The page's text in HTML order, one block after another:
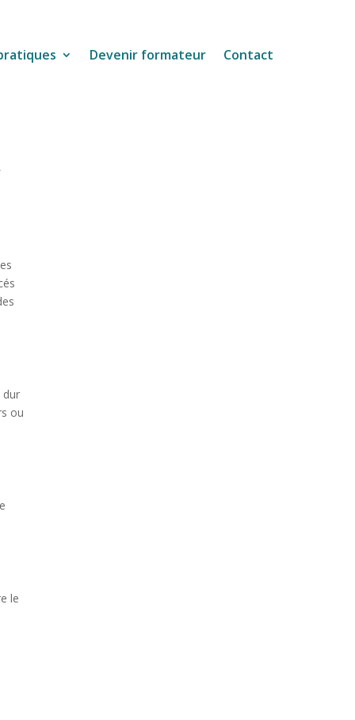
Devenir formateur Contact
dur
ou
le